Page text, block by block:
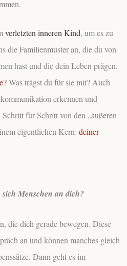
verletzten inneren Kind, um es zu
die Familienmuster an, die du von
hast und die dein Leben prägen.
Was trägst du für sie mit? Auch
erkennen und
für Schritt von den „äußeren
eigentlichen Kern: deiner
Menschen an dich?
die dich gerade bewegen. Diese
an und können manches gleich
Dann geht es im